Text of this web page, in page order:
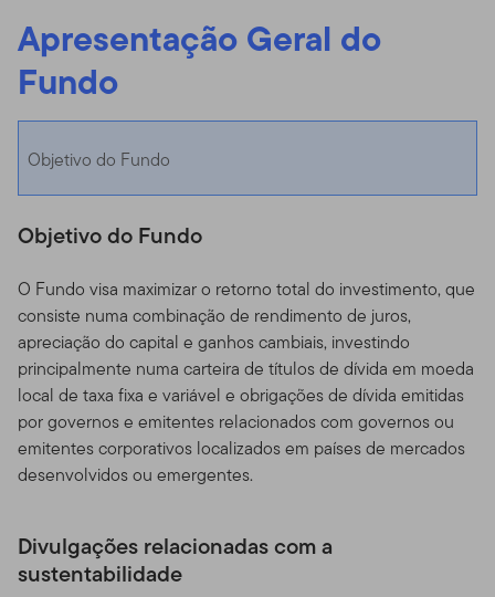
Apresentação Geral do
Fundo
Objetivo do Fundo
Objetivo do Fundo
O Fundo visa maximizar o retorno total do investimento, que
consiste numa combinação de rendimento de juros,
apreciação do capital e ganhos cambiais, investindo
principalmente numa carteira de títulos de dívida em moeda
local de taxa fixa e variável e obrigações de dívida emitidas
por governos e emitentes relacionados com governos ou
emitentes corporativos localizados em países de mercados
desenvolvidos ou emergentes.
Divulgações relacionadas com a
sustentabilidade